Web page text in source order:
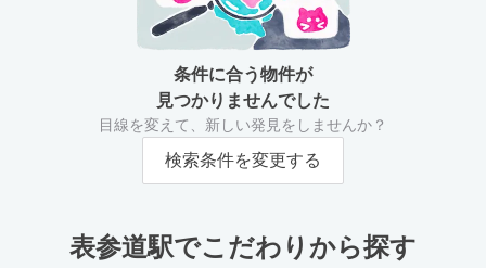
条件に合う物件が
見つかりませんでした
目線を変えて、新しい発見をしませんか？
検索条件を変更する
表参道駅でこだわりから探す